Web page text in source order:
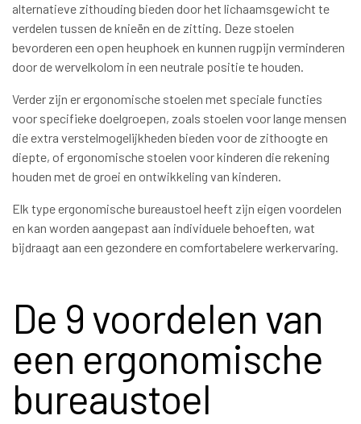
alternatieve zithouding bieden door het lichaamsgewicht te
verdelen tussen de knieën en de zitting. Deze stoelen
bevorderen een open heuphoek en kunnen rugpijn verminderen
door de wervelkolom in een neutrale positie te houden.
Verder zijn er ergonomische stoelen met speciale functies
voor specifieke doelgroepen, zoals stoelen voor lange mensen
die extra verstelmogelijkheden bieden voor de zithoogte en
diepte, of ergonomische stoelen voor kinderen die rekening
houden met de groei en ontwikkeling van kinderen.
Elk type ergonomische bureaustoel heeft zijn eigen voordelen
en kan worden aangepast aan individuele behoeften, wat
bijdraagt aan een gezondere en comfortabelere werkervaring.
De 9 voordelen van
een ergonomische
bureaustoel